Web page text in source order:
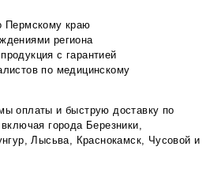
Пермскому краю
региона
с гарантией
по медицинскому
оплаты и быструю доставку по
города Березники,
Лысьва, Краснокамск, Чусовой и